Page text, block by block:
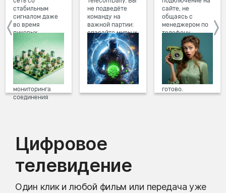
стабильным
сигналом даже
во время
пиковых
нагрузок в
вечернее время.
Мы постоянно
обновляем наше
оборудование в
домах, а система
мониторинга
соединения
не подведёте
команду на
важной партии:
спасайте миры и
побеждайте с
друзьями в
онлайн-играх.
сайте, не
общаясь с
менеджером по
телефону.
Просто в три
клика заполните
форму заявки на
сайте, выберите
дату и время
подключения,
готово.
Цифровое
телевидение
Один клик и любой фильм или передача уже